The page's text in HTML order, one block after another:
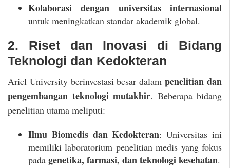
Kolaborasi dengan universitas internasional
untuk meningkatkan standar akademik global.
2. Riset dan Inovasi di Bidang
Teknologi dan Kedokteran
Ariel University berinvestasi besar dalampenelitian dan
pengembangan teknologi mutakhir. Beberapa bidang
penelitian utama meliputi:
Ilmu Biomedis dan Kedokteran: Universitas ini
memiliki laboratorium penelitian medis yang fokus
pada genetika, farmasi, dan teknologi kesehatan.